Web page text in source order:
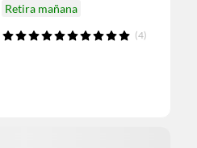
Retira mañana
(4)